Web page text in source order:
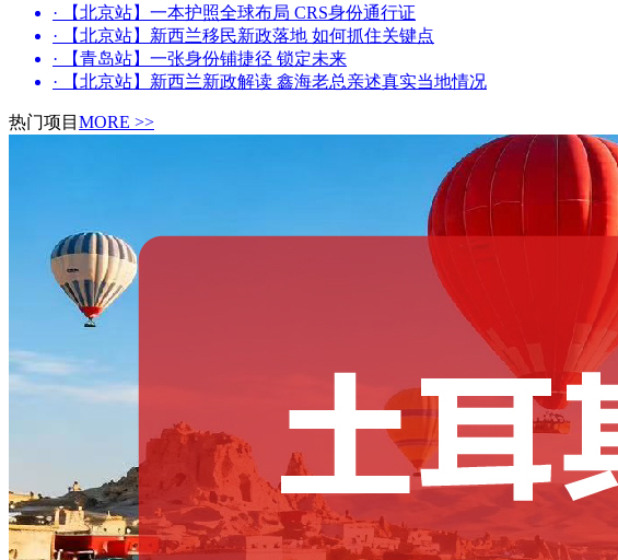
· 【北京站】一本护照全球布局 CRS身份通行证
· 【北京站】新西兰移民新政落地 如何抓住关键点
· 【青岛站】一张身份铺捷径 锁定未来
· 【北京站】新西兰新政解读 鑫海老总亲述真实当地情况
热门项目 MORE >>